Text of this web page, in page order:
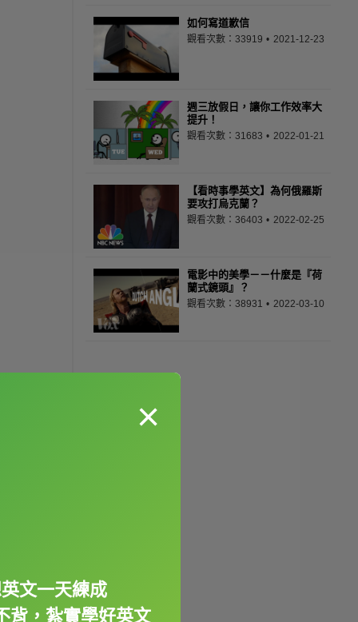
如何寫道歉信
觀看次數：33919 2021-12-23
週三放假日，讓你工作效率大
提升！
觀看次數：31683 2022-01-21
【看時事學英文】為何俄羅斯
要攻打烏克蘭？
觀看次數：36403 2022-02-25
電影中的美學－－什麼是『荷
蘭式鏡頭』？
觀看次數：38931 2022-03-10
×
文一天練成
背，紮實學好英文